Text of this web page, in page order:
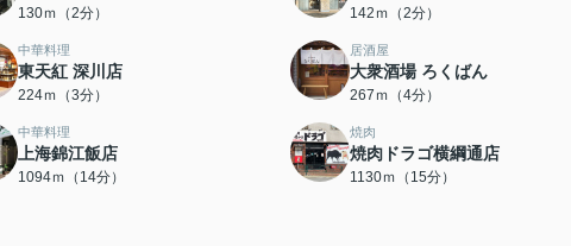
130ｍ（2分） 142ｍ（2分）
中華料理
東天紅 深川店
224ｍ（3分）
居酒屋
大衆酒場 ろくばん
267ｍ（4分）
中華料理
上海錦江飯店
1094ｍ（14分）
焼肉
焼肉ドラゴ横綱通店
1130ｍ（15分）